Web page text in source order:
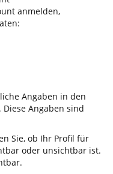
anmelden,
Angaben in den
Angaben sind
Sie, ob Ihr Profil für
oder unsichtbar ist.